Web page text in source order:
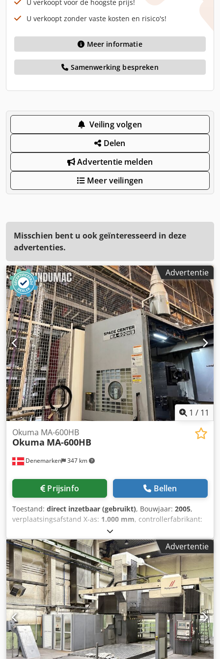
U verkoopt voor de hoogste prijs!
U verkoopt zonder vaste kosten en risico's!
Meer informatie
Samenwerking bespreken
Veiling volgen
Delen
Advertentie melden
Meer veilingen
Misschien bent u ook geïnteresseerd in deze
advertenties.
Advertentie
1 / 11
Denemarken 347 km
Okuma MA-600HB
Okuma MA-600HB
Prijsinfo Bellen
Toestand: direct inzetbaar (gebruikt), Bouwjaar: 2005,
verplaatsingsafstand X-as: 1.000 mm, controllerfabrikant:
OSP E-100M
(max.):12.000 rpm, aantal posities in het
gereedschapsmagazijn:320, aantal assen:4, Dit 4-assige
horizontale bewerkingscentrum Okuma MA-600HB is in
2005 geproduceerd. Het is ideaal voor complexe
bewerkingen en biedt een robuuste constructie en
precisie. De machine biedt plaats aan 320
gereedschappen in het ATC en is voorbereid voor Fastems
en Concept2000-transportbanden. Overweeg de aankoop
van dit Okuma MA-600HB horizontaal bewerkingscentrum.
Neem contact met ons op voor meer informatie. Extra
uitrusting • Balluff lees-/schrijfapparaat • Renishaw MP10 •
30 bar koelvloeistof • Mayfran Concept 2000 Voordelen van
Advertentie